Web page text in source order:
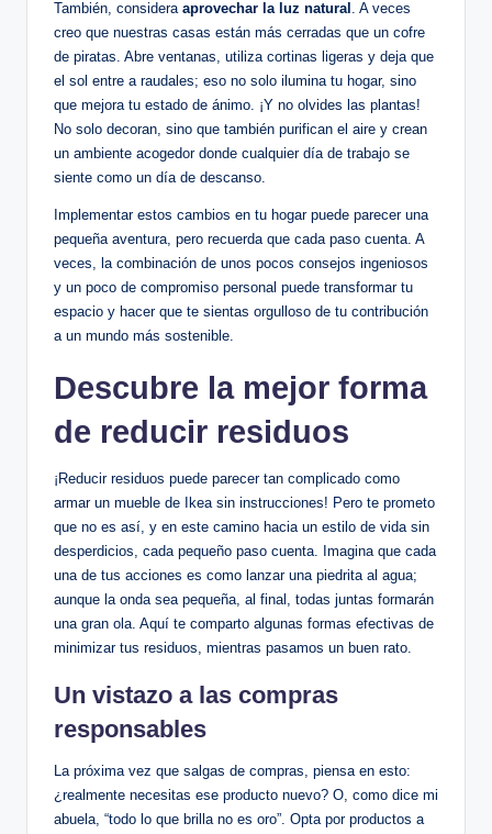
También, considera aprovechar la luz natural . A veces
creo que nuestras casas están más cerradas que un cofre
de piratas. Abre ventanas, utiliza cortinas ligeras y deja que
el sol entre a raudales; eso no solo ilumina tu hogar, sino
que mejora tu estado de ánimo. ¡Y no olvides las plantas!
No solo decoran, sino que también purifican el aire y crean
un ambiente acogedor donde cualquier día de trabajo se
siente como un día de descanso.
Implementar estos cambios en tu hogar puede parecer una
pequeña aventura, pero recuerda que cada paso cuenta. A
veces, la combinación de unos pocos consejos ingeniosos
y un poco de compromiso personal puede transformar tu
espacio y hacer que te sientas orgulloso de tu contribución
a un mundo más sostenible.
Descubre la mejor forma
de reducir residuos
¡Reducir residuos puede parecer tan complicado como
armar un mueble de Ikea sin instrucciones! Pero te prometo
que no es así, y en este camino hacia un estilo de vida sin
desperdicios, cada pequeño paso cuenta. Imagina que cada
una de tus acciones es como lanzar una piedrita al agua;
aunque la onda sea pequeña, al final, todas juntas formarán
una gran ola. Aquí te comparto algunas formas efectivas de
minimizar tus residuos, mientras pasamos un buen rato.
Un vistazo a las compras
responsables
La próxima vez que salgas de compras, piensa en esto:
¿realmente necesitas ese producto nuevo? O, como dice mi
abuela, “todo lo que brilla no es oro”. Opta por productos a